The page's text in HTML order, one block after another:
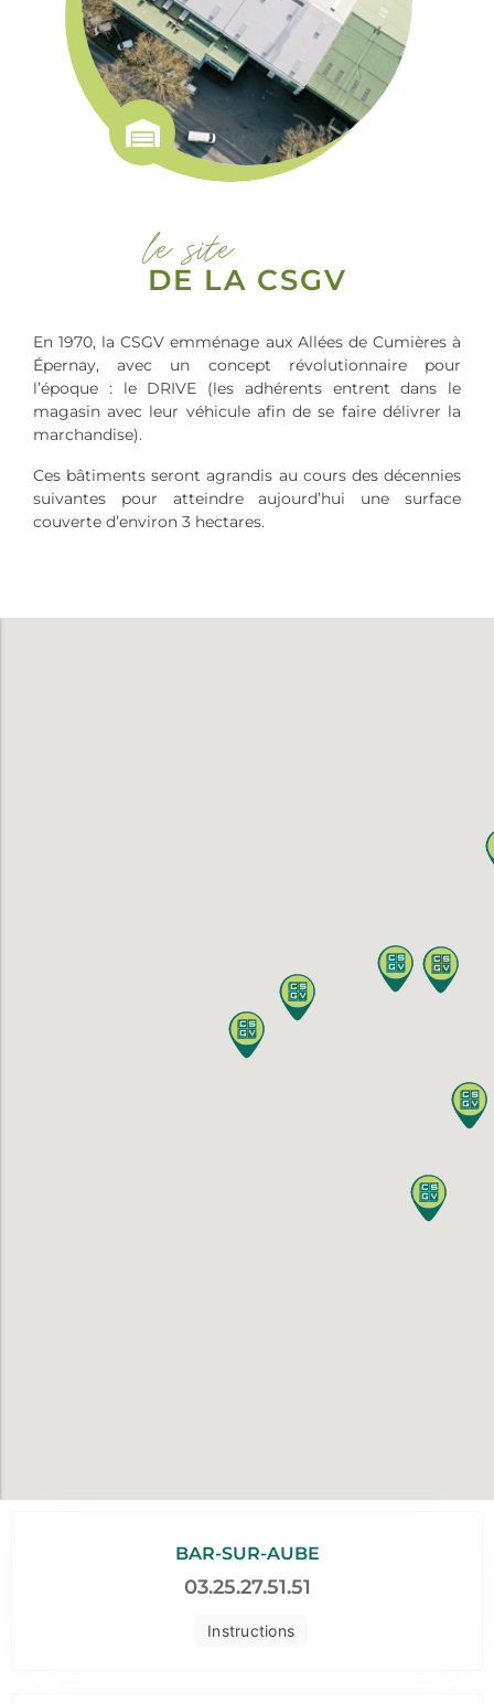
le site
DE LA CSGV
En 1970, la CSGV emménage aux Allées de Cumières à
Épernay, avec un concept révolutionnaire pour
l’époque : le DRIVE (les adhérents entrent dans le
magasin avec leur véhicule afin de se faire délivrer la
marchandise).
Ces bâtiments seront agrandis au cours des décennies
suivantes pour atteindre aujourd’hui une surface
couverte d’environ 3 hectares.
Instructions
BAR-SUR-AUBE
03.25.27.51.51